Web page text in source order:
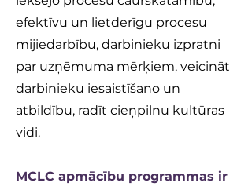
efektīvu un lietderīgu procesu
mijiedarbību, darbinieku izpratni
par uzņēmuma mērķiem, veicināt
darbinieku iesaistīšano un
atbildību, radīt cieņpilnu kultūras
vidi.
MCLC apmācību programmas ir